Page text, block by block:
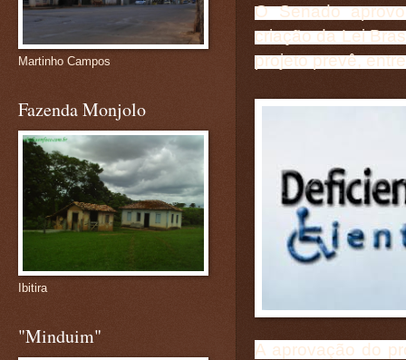
O Senado
criação da Lei
projeto prevê,
A aprovação do
Martinho Campos
Fazenda Monjolo
Ibitira
"Minduim"